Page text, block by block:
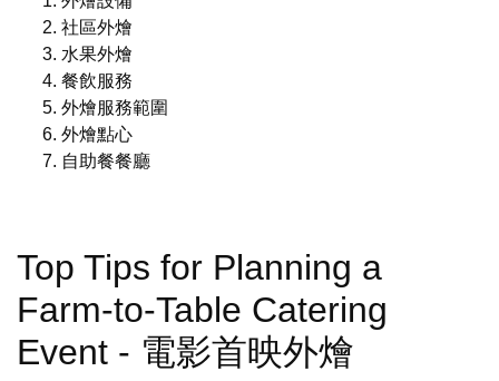
社區外燴
水果外燴
餐飲服務
外燴服務範圍
外燴點心
自助餐餐廳
Top Tips for Planning a
Farm-to-Table Catering
Event - 電影首映外燴